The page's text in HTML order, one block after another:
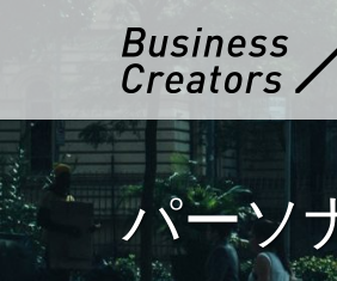
パーソ